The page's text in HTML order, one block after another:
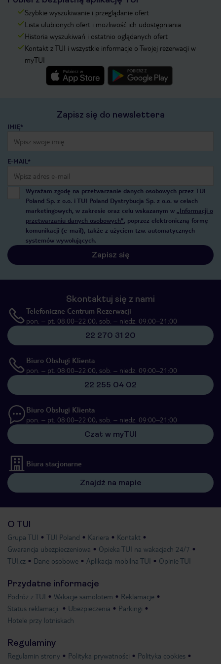
Szybkie wyszukiwanie i przeglądanie ofert
Lista ulubionych ofert i możliwość ich udostępniania
Historia wyszukiwań i ostatnio oglądanych ofert
Kontakt z TUI i wszystkie informacje o Twojej rezerwacji w
myTUI
Zapisz się do newslettera
IMIĘ*
E-MAIL*
Wyrażam zgodę na przetwarzanie danych osobowych przez TUI
Poland Sp. z o.o. i TUI Poland Dystrybucja Sp. z o.o. w celach
marketingowych, w zakresie oraz celu wskazanym w „Informacji o
przetwarzaniu danych osobowych”, poprzez elektroniczną formę
komunikacji (e-mail), także z użyciem tzw. automatycznych
systemów wywołujących.
Zapisz się
Skontaktuj się z nami
Telefoniczne Centrum Rezerwacji
pon. – pt. 08:00–22:00, sob. – niedz. 09:00–21:00
22 270 31 20
Biuro Obsługi Klienta
pon. – pt. 08:00–22:00, sob. – niedz. 09:00–21:00
22 255 04 02
Biuro Obsługi Klienta
pon. – pt. 08:00–22:00, sob. – niedz. 09:00–21:00
Czat w myTUI
Biura stacjonarne
Znajdź na mapie
O TUI
Grupa TUI TUI Poland Kariera
Kontakt
Gwarancja ubezpieczeniowa
Opieka TUI na wakacjach 24/7
TUI.cz
Dane osobowe Aplikacja mobilna TUI Opinie TUI
Przydatne informacje
Podróż z TUI Wakacje samolotem
Reklamacje
Status reklamacji
Ubezpieczenia
Parkingi
Hotele przy lotniskach
Regulaminy
Regulamin strony Polityka prywatności
Polityka cookies